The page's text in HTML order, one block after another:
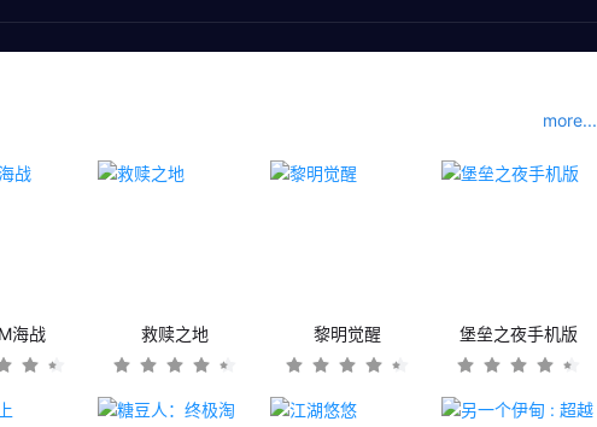
more...
海战 救赎之地 黎明觉醒 堡垒之夜手机版